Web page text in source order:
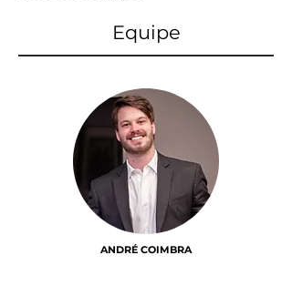
Equipe
ANDRÉ COIMBRA